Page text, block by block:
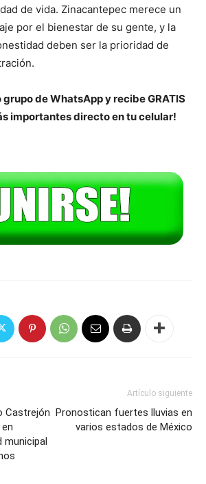
de vida. Zinacantepec merece un
por el bienestar de su gente, y la
deben ser la prioridad de
grupo de WhatsApp y recibe GRATIS
importantes directo en tu celular!
Castrejón
municipal
Artículo siguiente
Pronostican fuertes lluvias en
varios estados de México